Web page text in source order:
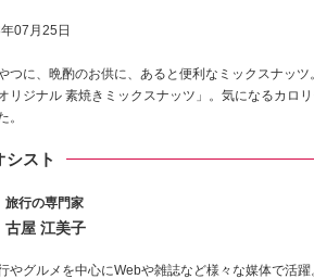
07月25日
つに、晩酌のお供に、あると便利なミックスナッ
リジナル 素焼きミックスナッツ」。気になるカロ
。
シスト
旅行の専門家
古屋 江美子
やグルメを中心にWebや雑誌など様々な媒体で活